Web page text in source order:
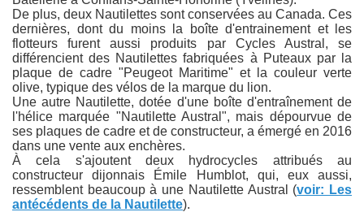
De plus, deux Nautilettes sont conservées au Canada. Ces
dernières, dont du moins la boîte d'entrainement et les
flotteurs furent aussi produits par Cycles Austral, se
différencient des Nautilettes fabriquées à Puteaux par la
plaque de cadre "Peugeot Maritime" et la couleur verte
olive, typique des vélos de la marque du lion.
Une autre Nautilette, dotée d'une boîte d'entraînement de
l'hélice marquée "Nautilette Austral", mais dépourvue de
ses plaques de cadre et de constructeur, a émergé en 2016
dans une vente aux enchères.
À cela s'ajoutent deux hydrocycles attribués au
constructeur dijonnais Émile Humblot, qui, eux aussi,
ressemblent beaucoup à une Nautilette Austral (voir: Les
antécédents de la Nautilette).